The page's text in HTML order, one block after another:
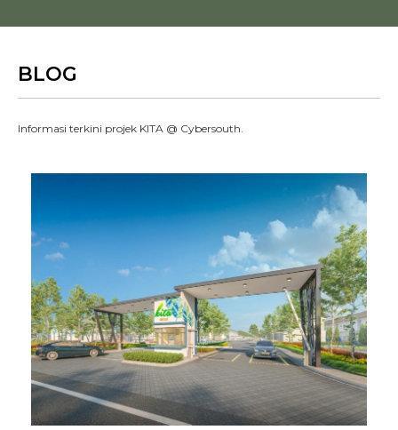
BLOG
Informasi terkini projek KITA @ Cybersouth.